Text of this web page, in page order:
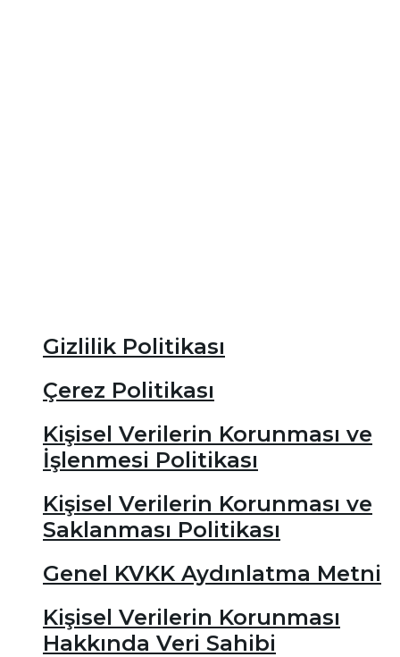
Gizlilik Politikası
Çerez Politikası
Kişisel Verilerin Korunması ve
İşlenmesi Politikası
Kişisel Verilerin Korunması ve
Saklanması Politikası
Genel KVKK Aydınlatma Metni
Kişisel Verilerin Korunması
Hakkında Veri Sahibi